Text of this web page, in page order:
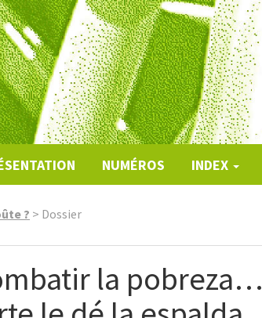
NUMÉROS INDEX
? > Dossier
la pobreza…